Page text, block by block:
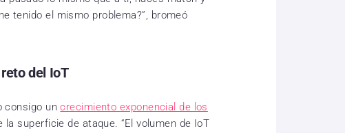
tenido el mismo problema?”, bromeó
del IoT
consigo uncrecimiento exponencial de los
la superficie de ataque. “El volumen de IoT